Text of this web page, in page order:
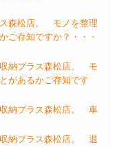
森松店。 モノを整理
ご存知ですか？・・・
納プラス森松店。 モ
があるかご存知です
納プラス森松店。 車
納プラス森松店。 退